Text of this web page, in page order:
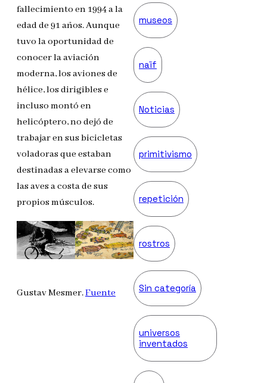
fallecimiento en 1994 a la
edad de 91 años. Aunque
tuvo la oportunidad de
conocer la aviación
moderna, los aviones de
hélice, los dirigibles e
incluso montó en
helicóptero, no dejó de
trabajar en sus bicicletas
voladoras que estaban
destinadas a elevarse como
las aves a costa de sus
propios músculos.
Gustav Mesmer.Fuente
museos
naïf
Noticias
primitivismo
repetición
rostros
Sin categoría
universos
inventados